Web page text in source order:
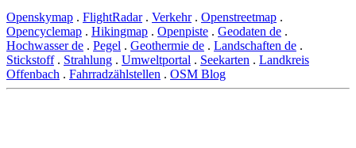
Openskymap . FlightRadar. Verkehr. Openstreetmap .
Opencyclemap . Hikingmap . Openpiste . Geodaten de .
Hochwasser de . Pegel . Geothermie de . Landschaften de .
Stickstoff. Strahlung . Umweltportal . Seekarten . Landkreis
Offenbach . Fahrradzählstellen . OSM Blog